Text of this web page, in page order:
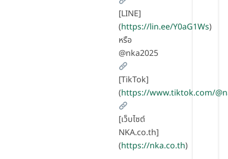
[LINE]
(https://lin.ee/Y0aG1Ws)
หรือ
@nka2025
[TikTok]
(https://www.tiktok.com/
[เว็บไซต์
NKA.co.th]
(https://nka.co.th)